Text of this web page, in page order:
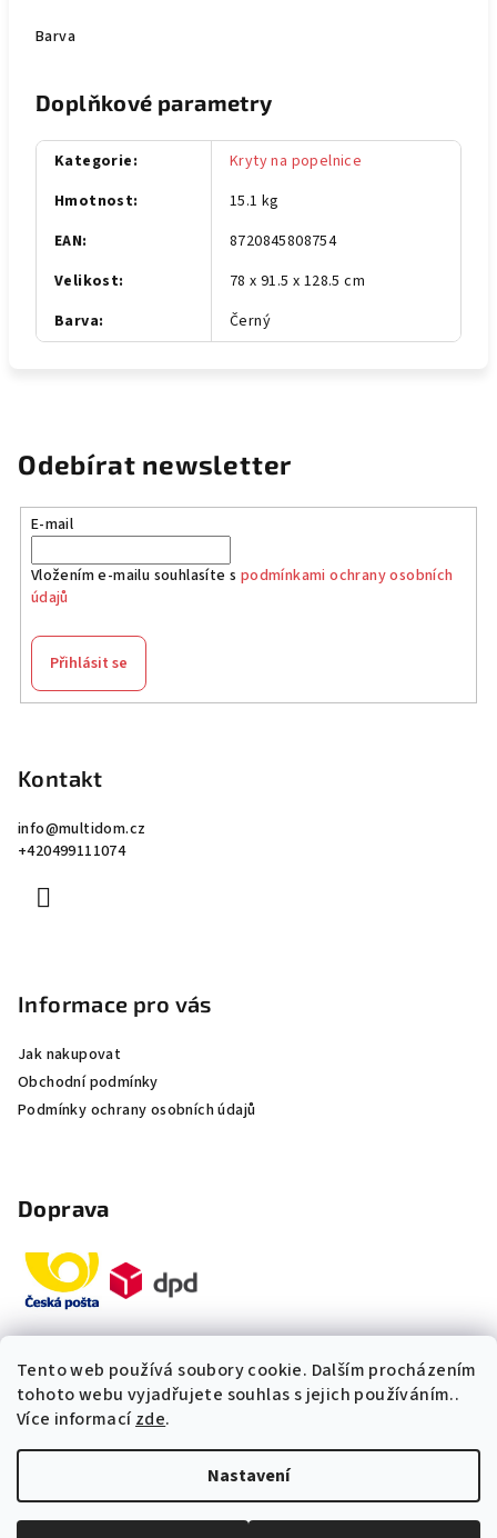
Tento web používá soubory cookie. Dalším procházením
tohoto webu vyjadřujete souhlas s jejich používáním..
Více informacízde.
Nastavení
Barva
Doplňkové parametry
Kategorie:
Kryty na popelnice
Hmotnost:
15.1 kg
EAN:
8720845808754
Velikost:
78 x 91.5 x 128.5 cm
Barva: Černý
Odebírat newsletter
E-mail
Vložením e-mailu souhlasíte s podmínkami ochrany osobních
údajů
Přihlásit se
Kontakt
info@multidom.cz
+420499111074
Informace pro vás
Jak nakupovat
Obchodní podmínky
Podmínky ochrany osobních údajů
Doprava
Platby
Upravit nastavení cookies
„Odpovídáme okamžitě. S čím
vám můžeme pomoci?“